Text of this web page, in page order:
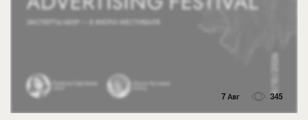
7 Авг 345